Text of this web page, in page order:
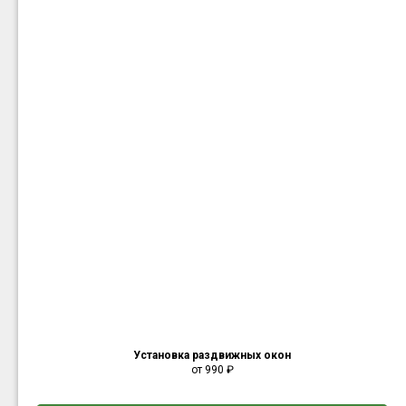
Установка раздвижных окон
от 990 ₽